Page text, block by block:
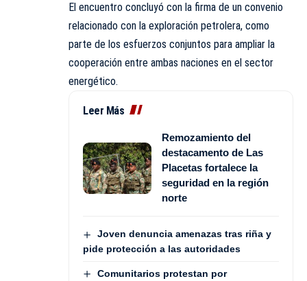
El encuentro concluyó con la firma de un convenio
relacionado con la exploración petrolera, como
parte de los esfuerzos conjuntos para ampliar la
cooperación entre ambas naciones en el sector
energético.
Leer Más
Remozamiento del
destacamento de Las
Placetas fortalece la
seguridad en la región
norte
Joven denuncia amenazas tras riña y
pide protección a las autoridades
Comunitarios protestan por